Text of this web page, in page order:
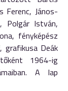
Ferenc, János­
Polgár István,
fényképész
grafikusa Deák
1964-ig
A lap